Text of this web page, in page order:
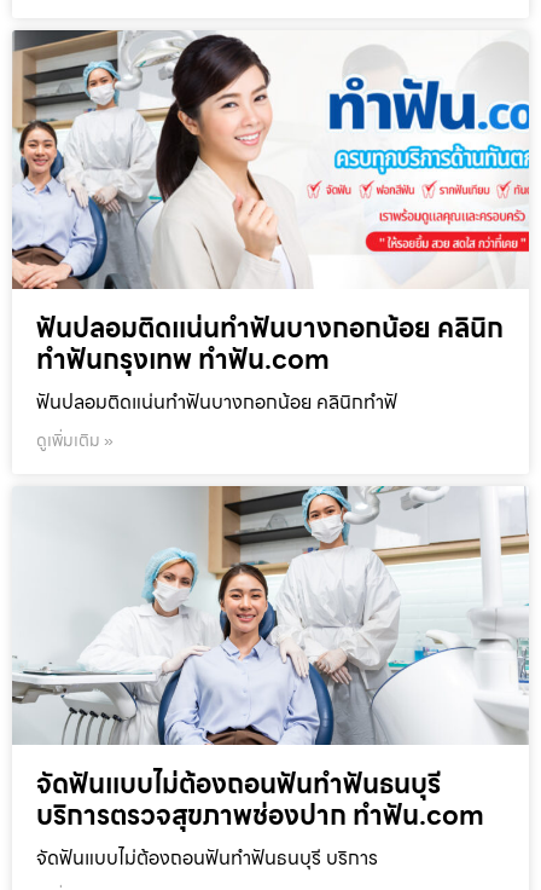
ฟันปลอมติดแน่นทำฟันบางกอกน้อย คลินิก
ทำฟันกรุงเทพ ทำฟัน.com
ฟันปลอมติดแน่นทำฟันบางกอกน้อย คลินิกทำฟั
ดูเพิ่มเติม »
จัดฟันแบบไม่ต้องถอนฟันทำฟันธนบุรี
บริการตรวจสุขภาพช่องปาก ทำฟัน.com
จัดฟันแบบไม่ต้องถอนฟันทำฟันธนบุรี บริการ